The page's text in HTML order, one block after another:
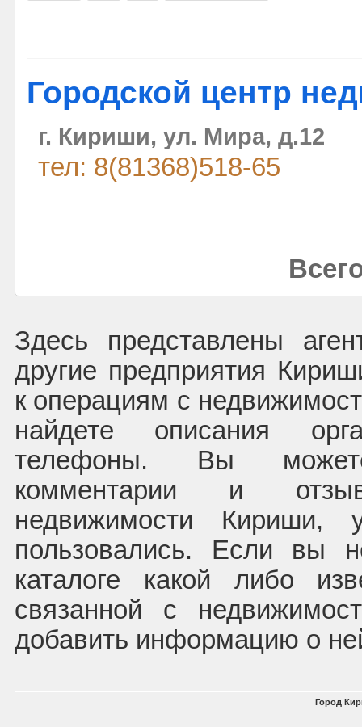
Городской центр
г. Кириши, ул. Мира, д.12
тел: 8(81368)518-65
Здесь представлены
другие предприятия
к операциям с
найдете описания
телефоны. Вы
комментарии и
недвижимости Кириши,
пользовались. Если вы
каталоге какой либо
связанной с
добавить информацию о
Город